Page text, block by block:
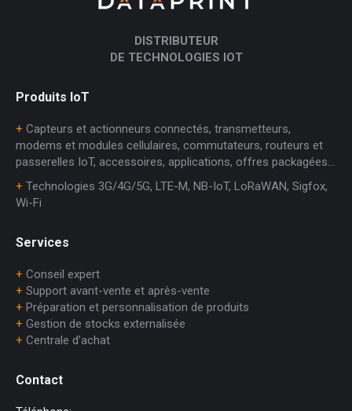
DISTRIBUTEUR
DE TECHNOLOGIES IOT
Produits IoT
+ Capteurs et actionneurs connectés, transmetteurs,
modems et modules cellulaires, commutateurs, routeurs et
passerelles IoT, accessoires, applications, offres packagées…
+ Technologies 3G/4G/5G, LTE-M, NB-IoT, LoRaWAN, Sigfox,
Wi-Fi
Services
+ Conseil expert
+ Support avant-vente et après-vente
+ Préparation et personnalisation de produits
+ Gestion de stocks externalisée
+ Centrale d’achat
Contact